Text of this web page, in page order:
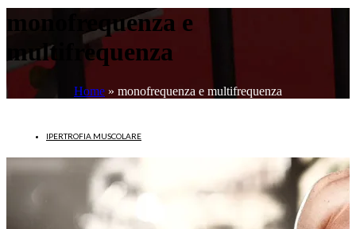
monofrequenza e
multifrequenza
Home » monofrequenza e multifrequenza
IPERTROFIA MUSCOLARE